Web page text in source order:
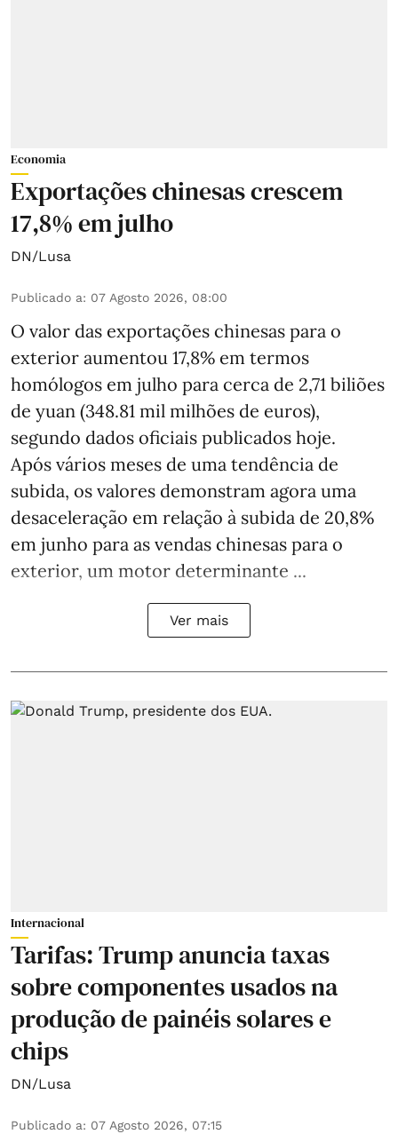
Economia
Exportações chinesas crescem
17,8% em julho
DN/Lusa
Publicado a: 07 Agosto 2026, 08:00
O valor das exportações chinesas para o
exterior aumentou 17,8% em termos
homólogos em julho para cerca de 2,71 biliões
de yuan (348.81 mil milhões de euros),
segundo dados oficiais publicados hoje.
Após vários meses de uma tendência de
subida, os valores demonstram agora uma
desaceleração em relação à subida de 20,8%
em junho para as vendas chinesas para o
exterior, um motor determinante ...
Ver mais
Internacional
Tarifas: Trump anuncia taxas
sobre componentes usados na
produção de painéis solares e
chips
DN/Lusa
Publicado a: 07 Agosto 2026, 07:15